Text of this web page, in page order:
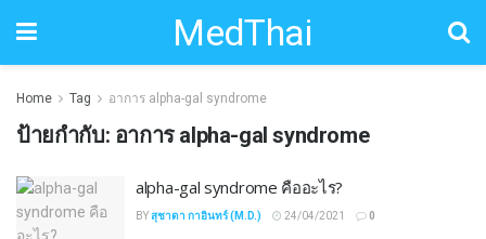
MedThai
Home Tag อาการ alpha-gal syndrome
ป้ายกำกับ: อาการ alpha-gal syndrome
alpha-gal syndrome คืออะไร?
BYสุชาดา กาอินทร์ (M.D.) 24/04/2021 0